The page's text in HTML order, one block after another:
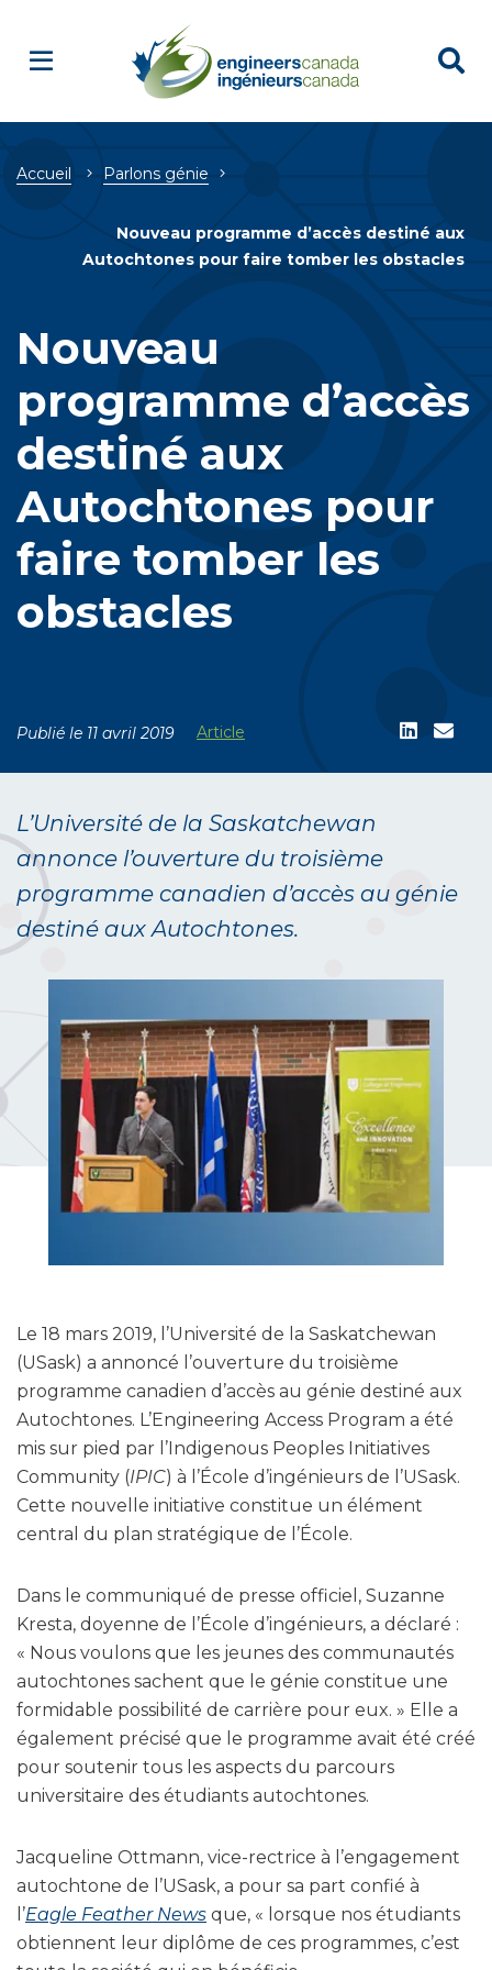
Breadcrumb
Accueil Parlons génie
Nouveau programme d’accès destiné aux
Autochtones pour faire tomber les obstacles
Nouveau
programme d’accès
destiné aux
Autochtones pour
faire tomber les
obstacles
Publié le 11 avril 2019 Article
L’Université de la Saskatchewan
annonce l’ouverture du troisième
programme canadien d’accès au génie
destiné aux Autochtones.
Le 18 mars 2019, l’Université de la Saskatchewan
(USask) a annoncé l’ouverture du troisième
programme canadien d’accès au génie destiné aux
Autochtones. L’Engineering Access Program a été
mis sur pied par l’Indigenous Peoples Initiatives
Community (IPIC) à l’École d’ingénieurs de l’USask.
Cette nouvelle initiative constitue un élément
central du plan stratégique de l’École.
Dans le communiqué de presse officiel, Suzanne
Kresta, doyenne de l’École d’ingénieurs, a déclaré :
« Nous voulons que les jeunes des communautés
autochtones sachent que le génie constitue une
formidable possibilité de carrière pour eux. » Elle a
également précisé que le programme avait été créé
pour soutenir tous les aspects du parcours
universitaire des étudiants autochtones.
Jacqueline Ottmann, vice-rectrice à l’engagement
autochtone de l’USask, a pour sa part confié à
l’Eagle Feather News que, « lorsque nos étudiants
obtiennent leur diplôme de ces programmes, c’est